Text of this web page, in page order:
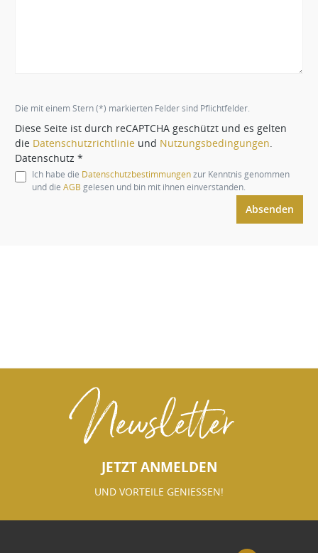
Die mit einem Stern (*) markierten Felder sind Pflichtfelder.
Diese Seite ist durch reCAPTCHA geschützt und es gelten
die Datenschutzrichtlinie und Nutzungsbedingungen
Datenschutz *
Ich habe die Datenschutzbestimmungenzur Kenntnis genommen
und die AGB gelesen und bin mit ihnen einverstanden.
Absenden
Newsletter
JETZT ANMELDEN
UND VORTEILE GENIESSEN!